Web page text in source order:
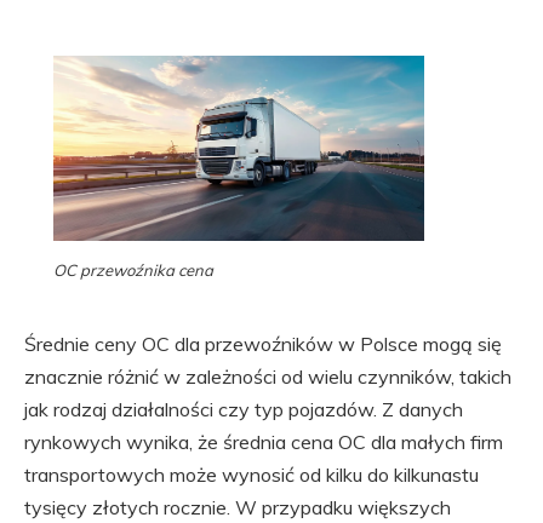
OC przewoźnika cena
Średnie ceny OC dla przewoźników w Polsce mogą się
znacznie różnić w zależności od wielu czynników, takich
jak rodzaj działalności czy typ pojazdów. Z danych
rynkowych wynika, że średnia cena OC dla małych firm
transportowych może wynosić od kilku do kilkunastu
tysięcy złotych rocznie. W przypadku większych